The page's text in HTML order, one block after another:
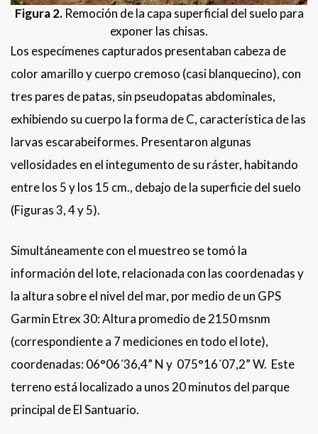
Figura 2. Remoción de la capa superficial del suelo para
exponer las chisas.
Los especímenes capturados presentaban cabeza de
color amarillo y cuerpo cremoso (casi blanquecino), con
tres pares de patas, sin pseudopatas abdominales,
exhibiendo su cuerpo la forma de C, característica de las
larvas escarabeiformes. Presentaron algunas
vellosidades en el integumento de su ráster, habitando
entre los 5 y los 15 cm., debajo de la superficie del suelo
(Figuras 3, 4 y 5).
Simultáneamente con el muestreo se tomó la
información del lote, relacionada con las coordenadas y
la altura sobre el nivel del mar, por medio de un GPS
Garmin Etrex 30: Altura promedio de 2150 msnm
(correspondiente a 7 mediciones en todo el lote),
coordenadas: 06°06´36,4” N y 075°16´07,2” W. Este
terreno está localizado a unos 20 minutos del parque
principal de El Santuario.